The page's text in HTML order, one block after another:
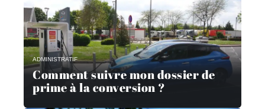
ADMINISTRATIF
Comment suivre mon dossier de
prime à la conversion ?